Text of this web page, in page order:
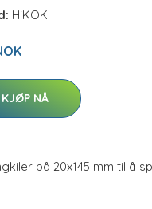
HiKOKI
KJØP NÅ
på 20x145 mm til å